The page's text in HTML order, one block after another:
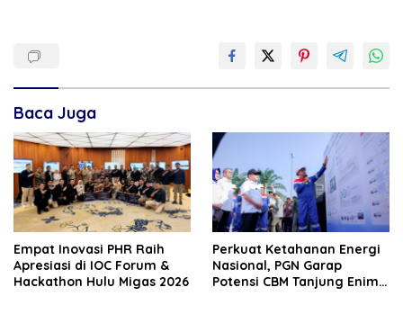
Baca Juga
‎Empat Inovasi PHR Raih
Apresiasi di IOC Forum &
Hackathon Hulu Migas 2026
Perkuat Ketahanan Energi
Nasional, PGN Garap
Potensi CBM Tanjung Enim